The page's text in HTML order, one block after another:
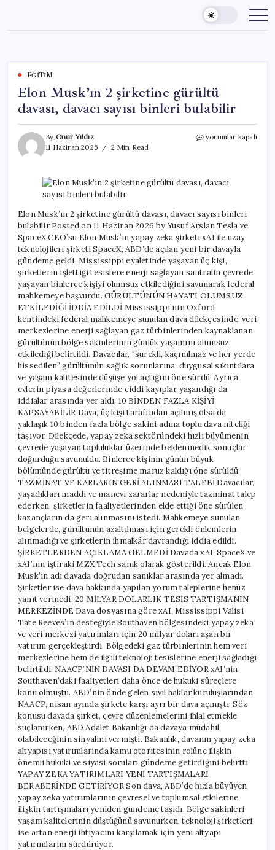
content
EĞITIM
Elon Musk’ın 2 şirketine gürültü
davası, davacı sayısı binleri bulabilir
By Onur Yıldız
11 Haziran 2026
2 Min Read
Elon
gürültü
davası,
sayısı
binleri
bulabilir
için
yorumlar kapalı
Elon Musk’ın 2 şirketine gürültü davası, davacı sayısı binleri
bulabilir Posted on 11 Haziran 2026 by Yusuf Arslan Tesla ve
SpaceX CEO’su Elon Musk’ın yapay zeka şirketi xAI ile uzay
teknolojileri şirketi SpaceX, ABD’de açılan yeni bir davayla
gündeme geldi. Mississippi eyaletinde yaşayan üç kişi,
şirketlerin işlettiği tesislere enerji sağlayan santralin çevrede
yaşayan binlerce kişiyi olumsuz etkilediğini savunarak federal
mahkemeye başvurdu. GÜRÜLTÜNÜN HAYATI OLUMSUZ
ETKİLEDİĞİ İDDİA EDİLDİ Mississippi’nin Oxford
kentindeki federal mahkemeye sunulan dava dilekçesinde, veri
merkezlerine enerji sağlayan gaz türbinlerinden kaynaklanan
gürültünün bölge sakinlerinin günlük yaşamını olumsuz
etkilediği belirtildi. Davacılar, “sürekli, kaçınılmaz ve her yerde
hissedilen” gürültünün sağlık sorunlarına, duygusal sıkıntılara
ve yaşam kalitesinde düşüşe yol açtığını öne sürdü. Ayrıca
evlerin piyasa değerlerinde ciddi kayıplar yaşandığı da
iddialar arasında yer aldı. 10 BİNDEN FAZLA KİŞİYİ
KAPSAYABİLİR Dava, üç kişi tarafından açılmış olsa da
yaklaşık 10 binden fazla bölge sakini adına toplu dava niteliği
taşıyor. Dilekçede, yapay zeka sektöründeki hızlı büyümenin
çevrede yaşayan topluluklar üzerinde beklenmedik sonuçlar
doğurduğu savunuldu. Binlerce kişinin günün büyük
bölümünde gürültü ve titreşime maruz kaldığı öne sürüldü.
TAZMİNAT VE KARLARIN GERİ ALINMASI TALEBİ Davacılar,
yaşadıkları maddi ve manevi zararlar nedeniyle tazminat talep
ederken, şirketlerin faaliyetlerinden elde ettiği öne sürülen
kazançların da geri alınmasını istedi. Mahkemeye sunulan
belgelerde, gürültünün azaltılması için gerekli önlemlerin
alınmadığı ve şirketlerin ihmalkâr davrandığı iddia edildi.
ŞİRKETLERDEN AÇIKLAMA GELMEDİ Davada xAI, SpaceX ve
xAI’nin iştiraki MZX Tech sanık olarak gösterildi. Ancak Elon
Musk’ın adı davada doğrudan sanıklar arasında yer almadı.
Şirketler ise dava hakkında yapılan yorum taleplerine henüz
yanıt vermedi. 20 MİLYAR DOLARLIK TESİS TARTIŞMANIN
MERKEZİNDE Dava dosyasına göre xAI, Mississippi Valisi
Tate Reeves’in desteğiyle Southaven bölgesindeki yapay zeka
ve veri merkezi yatırımları için 20 milyar doları aşan bir
yatırım gerçekleştirdi. Bölgedeki gaz türbinlerinin hem veri
merkezlerine hem de ilgili teknoloji tesislerine enerji sağladığı
belirtildi. NAACP’NİN DAVASI DA DEVAM EDİYOR xAI’nin
Southaven’daki faaliyetleri daha önce de hukuki süreçlere
konu olmuştu. ABD’nin önde gelen sivil haklar kuruluşlarından
NAACP, nisan ayında şirkete karşı ayrı bir dava açmıştı. Söz
konusu davada şirket, çevre düzenlemelerini ihlal etmekle
suçlanırken, ABD Adalet Bakanlığı da davaya müdahil
olabileceğinin sinyalini vermişti. Bakanlık, davanın yapay zeka
altyapısı yatırımlarında kamu otoritesinin rolüne ilişkin
önemli hukuki ve siyasi soruları gündeme getirdiğini belirtti.
YAPAY ZEKA YATIRIMLARI YENİ TARTIŞMALARI
BERABERİNDE GETİRİYOR Son dava, ABD’de hızla büyüyen
yapay zeka yatırımlarının çevresel ve toplumsal etkilerine
ilişkin tartışmaları yeniden gündeme taşıdı. Bölge sakinleri
yaşam kalitelerinin düştüğünü savunurken, teknoloji şirketleri
ise artan enerji ihtiyacını karşılamak için yeni altyapı
yatırımlarını sürdürüyor.